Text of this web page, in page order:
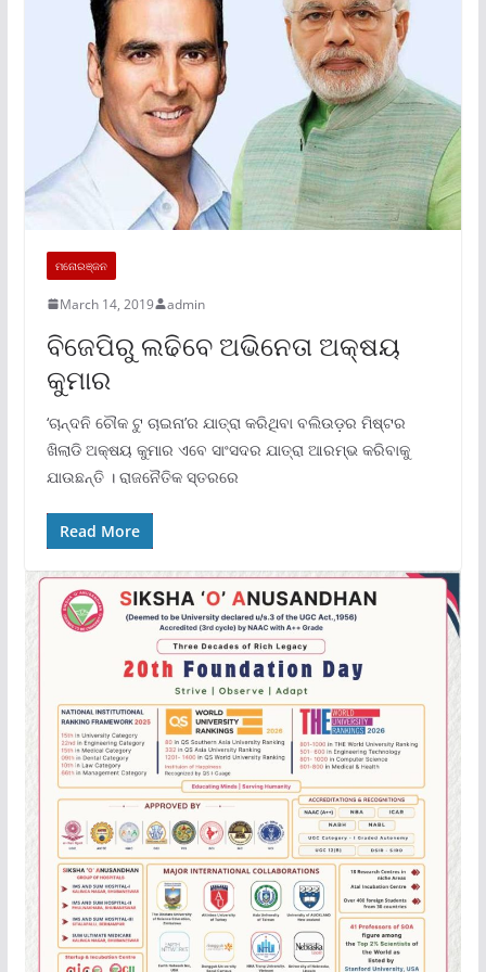
ମନୋରଞ୍ଜନ
March 14, 2019 admin
ବିଜେପିରୁ ଲଢିବେ ଅଭିନେତା ଅକ୍ଷୟ
କୁମାର
‘ଚାନ୍ଦନି ଚୌକ ଟୁ ଚାଇନା’ର ଯାତ୍ରା କରିଥିବା ବଲିଉଡ଼ର ମିଷ୍ଟର
ଖିଲାଡି ଅକ୍ଷୟ କୁମାର ଏବେ ସାଂସଦର ଯାତ୍ରା ଆରମ୍ଭ କରିବାକୁ
ଯାଉଛନ୍ତି । ରାଜନୈତିକ ସ୍ତରରେ
Read More